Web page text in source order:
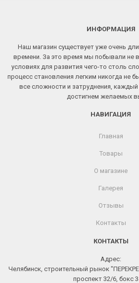
ИНФОРМАЦИЯ
Наш магазин существует уже очень
времени. За это время мы побывали не
условиях для развития чего-то столь
процесс становления легким никогда не
все сложности и затруднения,
достигнем желаемых
НАВИГАЦИЯ
Главная
Товары
О магазине
Галерея
Отзывы
Контакты
КОНТАКТЫ
Адрес:
Челябинск, строительный рынок
проспект 32/6, бокс